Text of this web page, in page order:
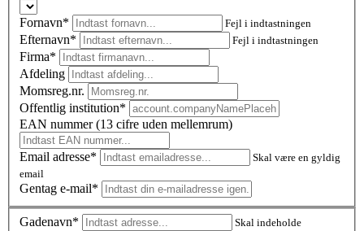
Fornavn* Fejl i indtastningen
Efternavn* Fejl i indtastningen
Firma*
Afdeling
Momsreg.nr.
Offentlig institution*
EAN nummer (13 cifre uden mellemrum)
Email adresse*
Skal være en gyldig
email
Gentag e-mail*
Gadenavn*
Skal indeholde